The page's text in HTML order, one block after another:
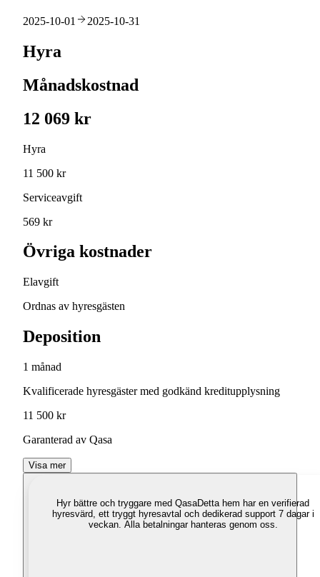
2025-10-01 2025-10-31
Hyra
Månadskostnad
12 069 kr
Hyra
11 500 kr
Serviceavgift
569 kr
Övriga kostnader
Elavgift
Ordnas av hyresgästen
Deposition
1 månad
Kvalificerade hyresgäster med godkänd kreditupplysning
11 500 kr
Garanterad av Qasa
Visa mer
Hyr bättre och tryggare med QasaDetta hem har en verifierad
hyresvärd, ett tryggt hyresavtal och dedikerad support 7 dagar i
veckan. Alla betalningar hanteras genom oss.